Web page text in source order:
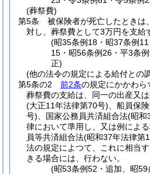
(葬祭費)
第5条
被保険者が死亡したときは
対し、葬祭費として3万円を支給
(昭35条例18・昭37条例
15・昭56条例26・平3条
正)
(他の法令の規定による給付との
第5条の2
前2条の規定にかかわら
葬祭費の支給は、同一の出産又
(大正11年法律第70号) 、船員保
号) 、国家公務員共済組合法(昭和
律において準用し、又は例によ
員等共済組合法(昭和37年法律第
法の規定によつて、これに相当
きる場合には、行わない。
(昭53条例52・追加、昭